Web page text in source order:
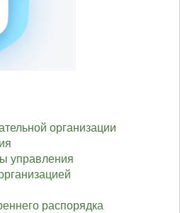
организации
управления
распорядка